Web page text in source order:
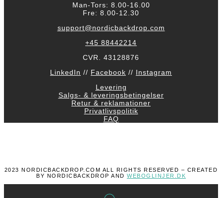
Man-Tors: 8.00-16.00
Fre: 8.00-12.30
support@nordicbackdrop.com
+45 88442214
CVR. 43128876
LinkedIn // Facebook // Instagram
Levering
Salgs- & leveringsbetingelser
Retur & reklamationer
Privatlivspolitik
FAQ
2023 NORDICBACKDROP.COM ALL RIGHTS RESERVED – CREATED
BY NORDICBACKDROP AND WEBOGLINJER.DK